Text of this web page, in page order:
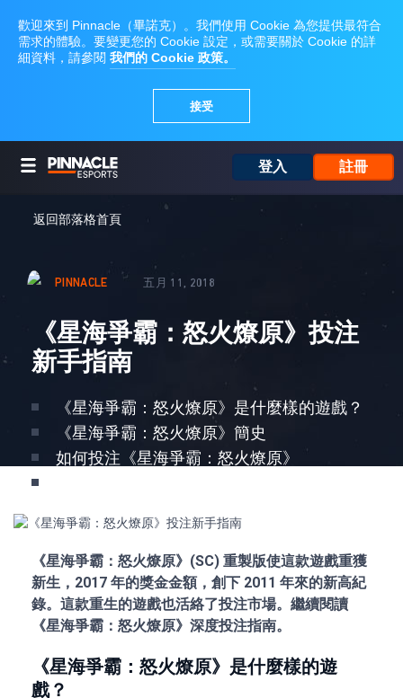
登入 註冊
返回部落格首頁
PINNACLE 五月 11, 2018
《星海爭霸：怒火燎原》投注
新手指南
《星海爭霸：怒火燎原》是什麼樣的遊戲？
《星海爭霸：怒火燎原》簡史
如何投注《星海爭霸：怒火燎原》
《星海爭霸：怒火燎原》(SC) 重製版使這款遊戲重獲
新生，2017 年的獎金金額，創下 2011 年來的新高紀
錄。這款重生的遊戲也活絡了投注市場。繼續閱讀
《星海爭霸：怒火燎原》深度投注指南。
《星海爭霸：怒火燎原》是什麼樣的遊
戲？